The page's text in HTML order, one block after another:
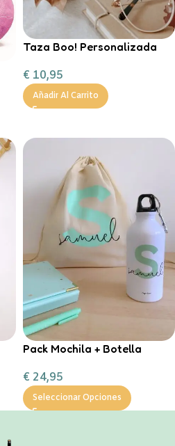
Taza Boo! Personalizada
€ 10,95
Añadir Al Carrito
Pack Mochila + Botella
€ 24,95
Seleccionar Opciones